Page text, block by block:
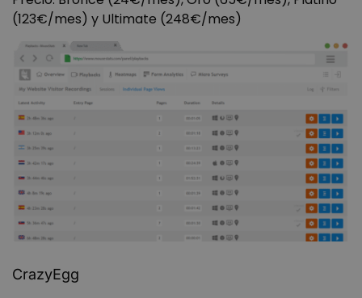
(123€/mes) y Ultimate (248€/mes)
CrazyEgg